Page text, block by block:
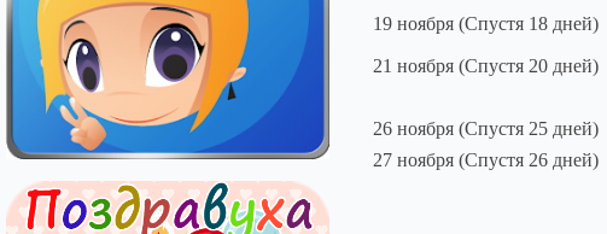
19 ноября (Спустя 18 дней)
21 ноября (Спустя 20 дней)
26 ноября (Спустя 25 дней)
27 ноября (Спустя 26 дней)